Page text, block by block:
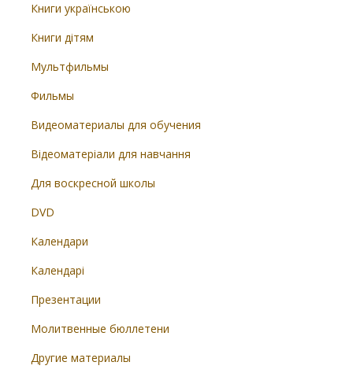
Книги українською
Книги дітям
Мультфильмы
Фильмы
Видеоматериалы для обучения
Відеоматеріали для навчання
Для воскресной школы
DVD
Календари
Календарі
Презентации
Молитвенные бюллетени
Другие материалы